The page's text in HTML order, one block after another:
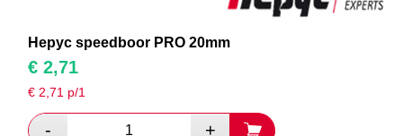
Hepyc speedboor PRO 20mm
€ 2,71
€ 2,71 p/1